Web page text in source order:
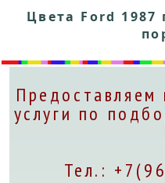
Цвета Ford
Предоставляем
услуги по
Тел.: